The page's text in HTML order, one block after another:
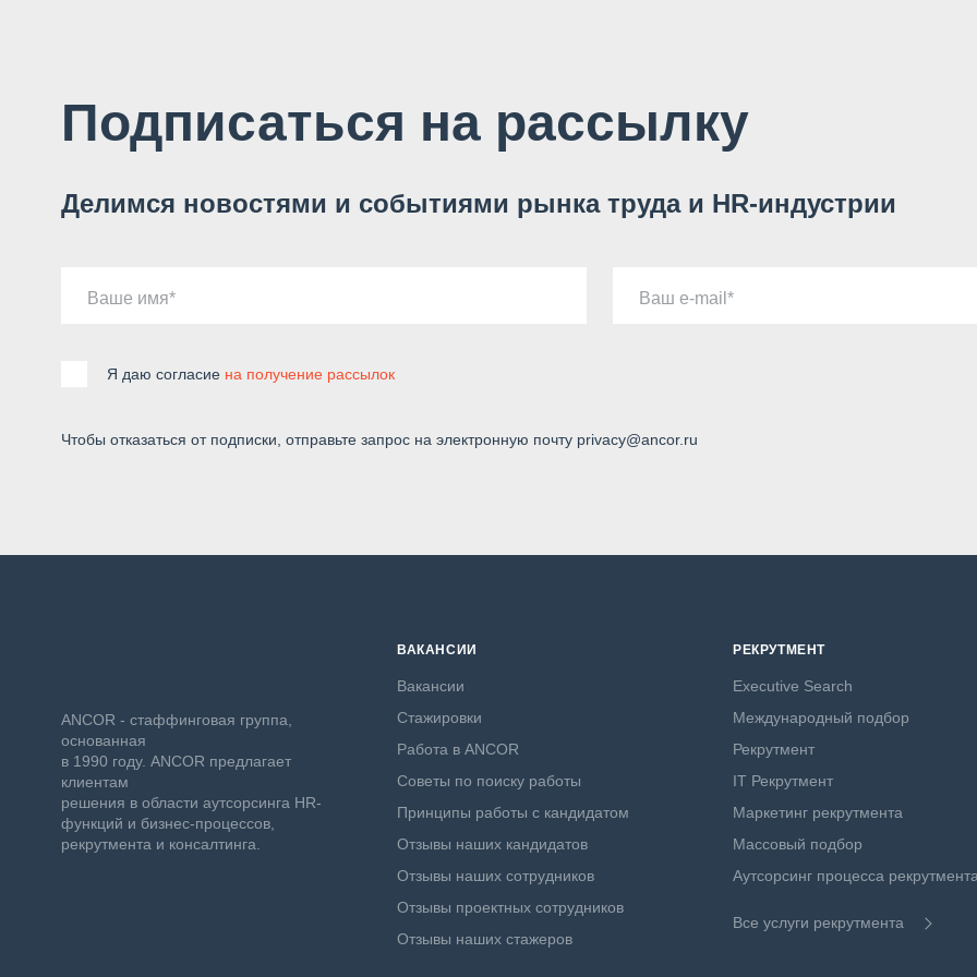
Подписаться на рассылку
Делимся новостями и событиями рынка труда и HR-индустрии
Ваше имя Ваш e-mail
Я даю согласие на получение рассылок
Чтобы отказаться от подписки, отправьте запрос на электронную почту privacy@ancor.ru
ANCOR - стаффинговая группа,
основанная
в 1990 году. ANCOR предлагает
клиентам
решения в области аутсорсинга HR-
функций и бизнес-процессов,
рекрутмента и консалтинга.
ВАКАНСИИ
Вакансии
Стажировки
Работа в ANCOR
Советы по поиску работы
Принципы работы с кандидатом
Отзывы наших кандидатов
Отзывы наших сотрудников
Отзывы проектных сотрудников
Отзывы наших стажеров
РЕКРУТМЕНТ
Executive Search
Международный подбор
Рекрутмент
IT Рекрутмент
Маркетинг рекрутмента
Массовый подбор
Аутсорсинг процесса
Все услуги рекрутмента